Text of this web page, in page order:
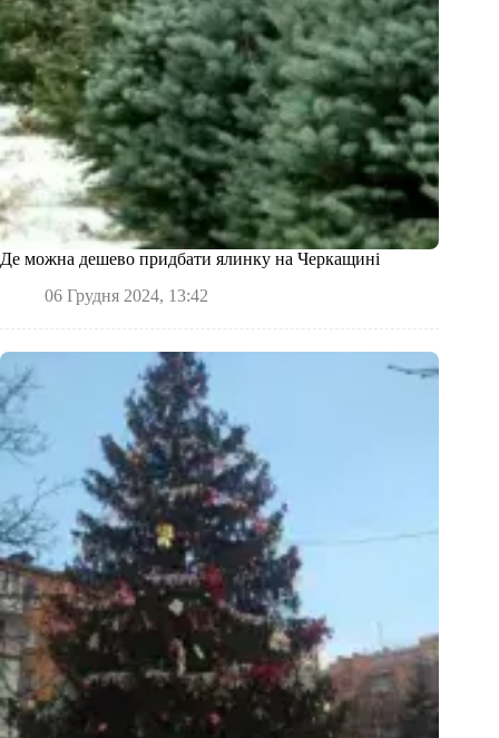
Де можна дешево придбати ялинку на Черкащині
06 Грудня 2024, 13:42